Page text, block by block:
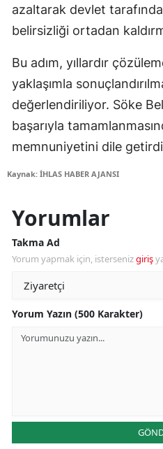
azaltarak devlet
belirsizliği ortadan
Bu adım, yıllardır
yaklaşımla
değerlendiriliyor. Söke
başarıyla
memnuniyetini dile
Kaynak: İHLAS HABER AJANSI
Yorumlar
Takma Ad
Yorum yapmak için, istersenizgiriş
Yorum Yazın (500 Karakter)